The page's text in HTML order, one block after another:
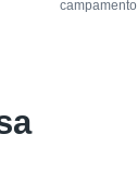
campamento